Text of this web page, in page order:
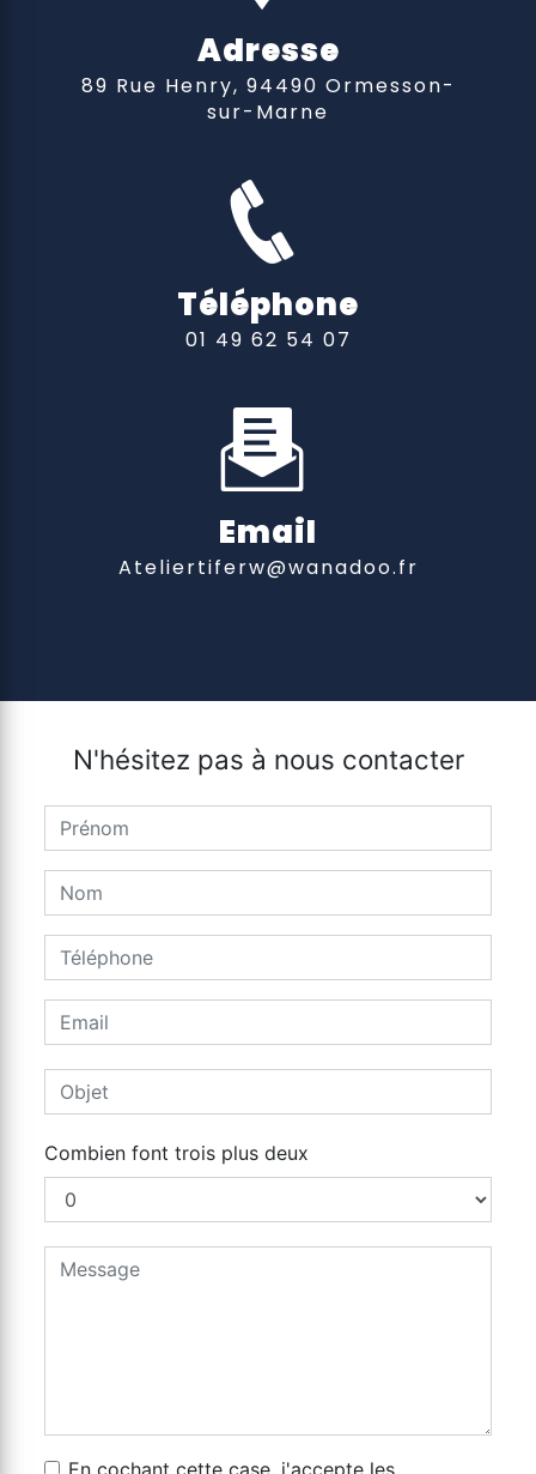
Adresse
89 Rue Henry, 94490 Ormesson-
sur-Marne
Téléphone
01 49 62 54 07
Email
ateliertiferw@wanadoo.fr
N'hésitez pas à nous contacter
Combien font trois plus deux